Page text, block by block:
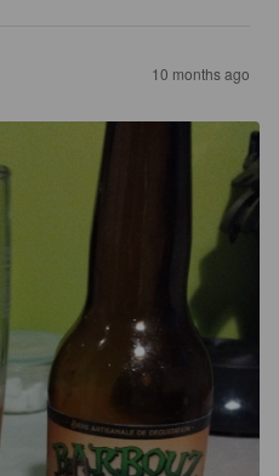
10 months ago